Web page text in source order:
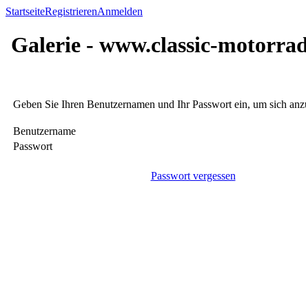
StartseiteRegistrierenAnmelden
Galerie - www.classic-
Geben Sie Ihren Benutzernamen und Ihr Passwort ein, um sich
Benutzername
Passwort
Passwort vergessen